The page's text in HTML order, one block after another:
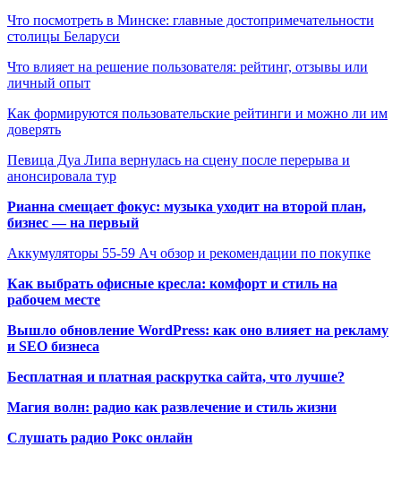
Что посмотреть в Минске: главные достопримечательности
столицы Беларуси
Что влияет на решение пользователя: рейтинг, отзывы или
личный опыт
Как формируются пользовательские рейтинги и можно ли им
доверять
Певица Дуа Липа вернулась на сцену после перерыва и
анонсировала тур
Рианна смещает фокус: музыка уходит на второй план,
бизнес — на первый
Аккумуляторы 55-59 Ач обзор и рекомендации по покупке
Как выбрать офисные кресла: комфорт и стиль на
рабочем месте
Вышло обновление WordPress: как оно влияет на рекламу
и SEO бизнеса
Бесплатная и платная раскрутка сайта, что лучше?
Магия волн: радио как развлечение и стиль жизни
Слушать радио Рокс онлайн